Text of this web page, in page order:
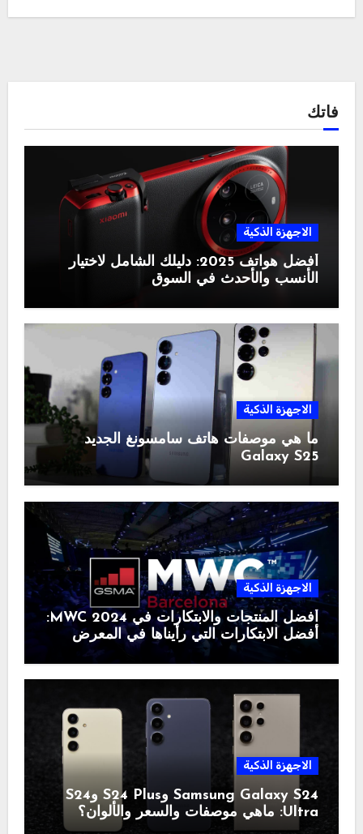
فاتك
الاجهزة الذكية
أفضل هواتف 2025: دليلك الشامل لاختيار
الأنسب والأحدث في السوق
الاجهزة الذكية
ما هي موصفات هاتف سامسونغ الجديد
Galaxy S25
الاجهزة الذكية
أفضل المنتجات والابتكارات في MWC 2024:
أفضل الابتكارات التي رأيناها في المعرض
الاجهزة الذكية
Samsung Galaxy S24 وS24 Plus وS24
Ultra: ماهي موصفات والسعر والألوان؟